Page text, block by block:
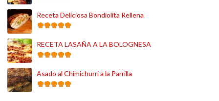
Receta Deliciosa Bondiolita Rellena
RECETA LASAÑA A LA BOLOGNESA
Asado al Chimichurri a la Parrilla